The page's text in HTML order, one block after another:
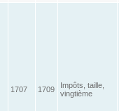
1707 1709
Impôts, taille,
vingtième